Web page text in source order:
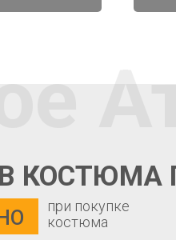
КОСТЮМА
при покупке
костюма